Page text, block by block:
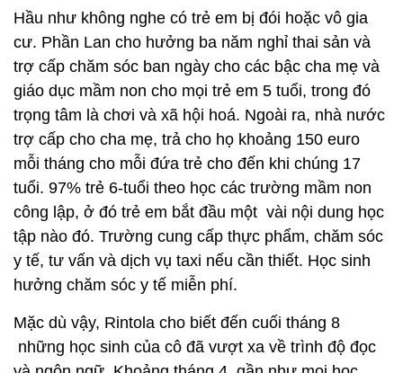
Hầu như không nghe có trẻ em bị đói hoặc vô gia
cư. Phần Lan cho hưởng ba năm nghỉ thai sản và
trợ cấp chăm sóc ban ngày cho các bậc cha mẹ và
giáo dục mầm non cho mọi trẻ em 5 tuổi, trong đó
trọng tâm là chơi và xã hội hoá. Ngoài ra, nhà nước
trợ cấp cho cha mẹ, trả cho họ khoảng 150 euro
mỗi tháng cho mỗi đứa trẻ cho đến khi chúng 17
tuổi. 97% trẻ 6-tuổi theo học các trường mầm non
công lập, ở đó trẻ em bắt đầu một vài nội dung học
tập nào đó. Trường cung cấp thực phẩm, chăm sóc
y tế, tư vấn và dịch vụ taxi nếu cần thiết. Học sinh
hưởng chăm sóc y tế miễn phí.
Mặc dù vậy, Rintola cho biết đến cuối tháng 8
những học sinh của cô đã vượt xa về trình độ đọc